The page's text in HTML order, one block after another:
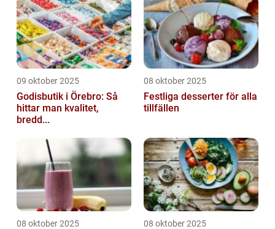
09 oktober 2025
Godisbutik i Örebro: Så
hittar man kvalitet,
bredd...
08 oktober 2025
Festliga desserter för alla
tillfällen
08 oktober 2025 08 oktober 2025